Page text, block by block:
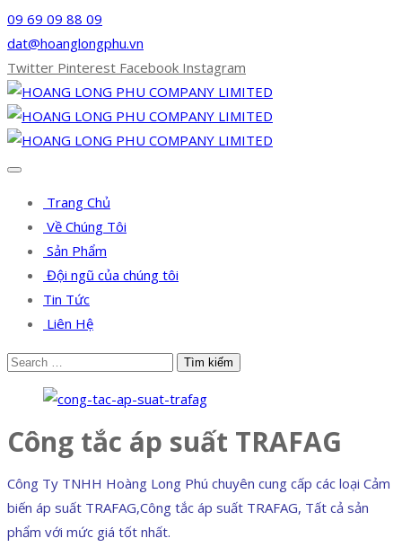
09 69 09 88 09
dat@hoanglongphu.vn
Twitter Pinterest Facebook Instagram
Trang Chủ
Về Chúng Tôi
Sản Phẩm
Đội ngũ của chúng tôi
Tin Tức
Liên Hệ
Công tắc áp suất TRAFAG
Công Ty TNHH Hoàng Long Phú chuyên cung cấp các loại Cảm
biến áp suất TRAFAG,Công tắc áp suất TRAFAG, Tất cả sản
phẩm với mức giá tốt nhất.